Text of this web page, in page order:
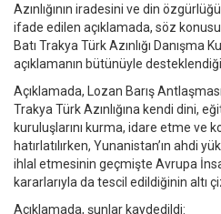
Azınlığının iradesini ve din
ifade edilen açıklamada, söz
Batı Trakya Türk Azınlığı Danışma
açıklamanın bütünüyle desteklendiği
Açıklamada, Lozan Barış
Trakya Türk Azınlığına kendi dini,
kuruluşlarını kurma, idare etme ve
hatırlatılırken, Yunanistan’ın ahdi
ihlal etmesinin geçmişte Avrupa
kararlarıyla da tescil edildiğinin altı
Açıklamada, şunlar kaydedildi: